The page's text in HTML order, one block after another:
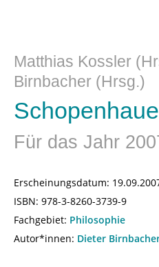
Matthias Kossler
Birnbacher (Hrsg.)
Für das Jahr
Erscheinungsdatum:
ISBN: 978-3-8260-3739-9
Fachgebiet: Philosophie
Autor*innen: Dieter